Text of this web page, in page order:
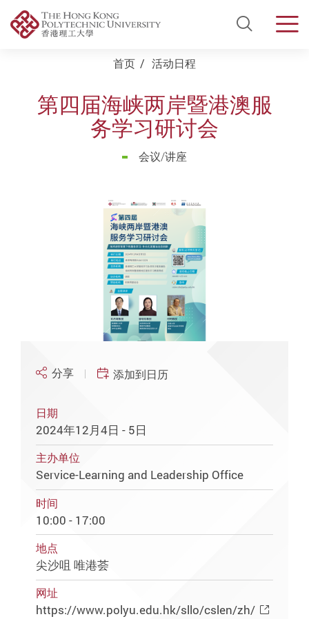
Open
首页 活动日程
第四届海峡两岸暨港澳服
务学习研讨会
会议/讲座
分享 添加到日历
日期
2024年12月4日 - 5日
主办单位
Service-Learning and Leadership Office
时间
10:00 - 17:00
地点
尖沙咀 唯港荟
网址
https://www.polyu.edu.hk/sllo/cslen/zh/